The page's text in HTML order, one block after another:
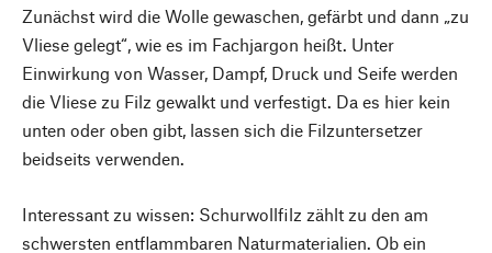
Zunächst wird die Wolle gewaschen, gefärbt und dann „zu
Vliese gelegt“, wie es im Fachjargon heißt. Unter
Einwirkung von Wasser, Dampf, Druck und Seife werden
die Vliese zu Filz gewalkt und verfestigt. Da es hier kein
unten oder oben gibt, lassen sich die Filzuntersetzer
beidseits verwenden.
Interessant zu wissen: Schurwollfilz zählt zu den am
schwersten entflammbaren Naturmaterialien. Ob ein